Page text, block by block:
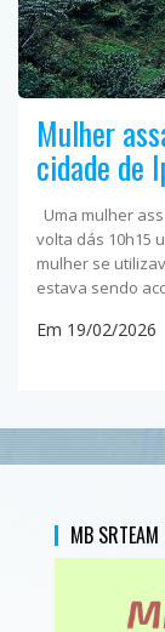
Mulher
cidade de
Uma mulher
volta dás 10h15
mulher se
estava sendo
Em 19/02/2026
MB SRTEAM